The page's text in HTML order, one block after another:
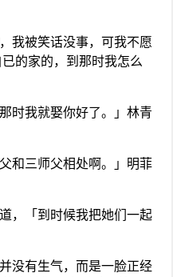
我被笑话没事，可我不愿
的家的，到那时我怎么
时我就娶你好了。」林青
和三师父相处啊。」明菲
，「到时候我把她们一起
没有生气，而是一脸正经